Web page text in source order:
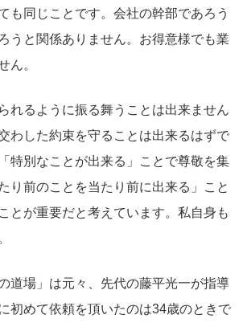
も同じことです。会社の幹部であろう
うと関係ありません。お得意様でも業
ん。
れるように振る舞うことは出来ません
わした約束を守ることは出来るはずで
特別なことが出来る」ことで尊敬を集
り前のことを当たり前に出来る」こと
とが重要だと考えています。私自身も
道場」は元々、先代の藤平光一が指導
初めて依頼を頂いたのは34歳のときで